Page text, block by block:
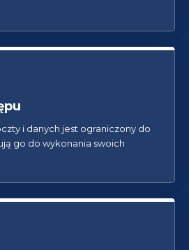
i danych jest ograniczony do
go do wykonania swoich